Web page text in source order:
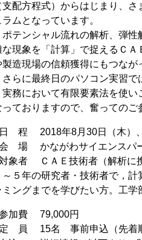
支配方程式）からはじまり、
ラムとなっています。
テンシャル流れの解析、弾性
な現象を「計算」で捉えるＣ
製造現場の信頼獲得にもつなが
らに最終日のパソコン実習で
務において有限要素法を使い
っておりますので、奮ってのご
程 2018年8月30日（木）、
場 かながわサイエンスパー
象者 ＣＡＥ技術者（解析に
～５年の研究者・技術者で，
ミングまでを学びたい方。工学
加費 79,000円
員 15名 事前申込（先着順